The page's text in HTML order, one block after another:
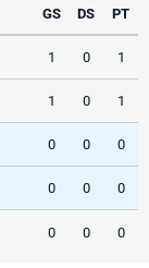
GS DS PT
1 0 1
1 0 1
0 0 0
0 0 0
0 0 0